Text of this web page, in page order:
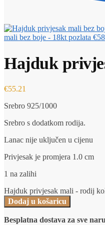
mali bez boje - 18kt pozlata €
Hajduk
€55.21
Srebro 925/1000
Srebro s dodatkom rodija.
Lanac nije uključen u cijenu
Privjesak je promjera 1.0 cm
1 na zalihi
Hajduk privjesak mali - rodij
Dodaj u košaricu
Besplatna dostava za sve